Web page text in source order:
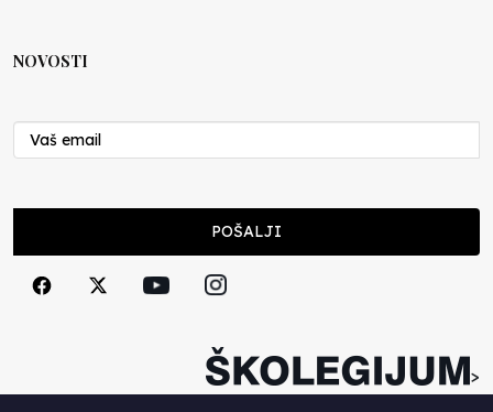
Nenad Veličković
29.10.2024
Cuke i djeca
Smiljana Vovna
NOVOSTI
POŠALJI
>